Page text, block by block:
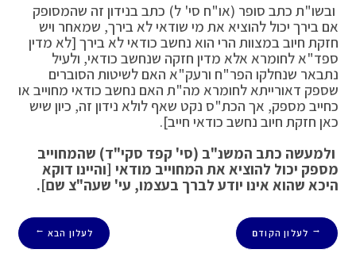
ובשו"ת כתב סופר (או"ח סי' ל) כתב בנידון זה שהמסופק
אם בירך יכול להוציא את מי שודאי לא בירך, שמאחר ויש
חזקת חיוב במצוות הרי הוא נחשב כודאי לא בירך [לא מדין
ספד"א לחומרא אלא מדין חזקה שנחשב כודאי, ולעיל
נתבאר שנחלקו הפר"ח ורעק"א האם לשיטות הסוברים
שספק דאורייתא לחומרא מה"ת האם נחשב כודאי מחוייב או
כחייב מספק, אך הכת"ס נקט שאף לולא נידון זה, כיון שיש
כאן חזקת חיוב נחשב כודאי חייב].
ולמעשה כתב המשנ"ב (סי' קפד סקי"ד) שהמחוייב
מספק יכול להוציא את המחוייב מודאי [והיינו דוקא
היכא שהוא אינו יודע לברך בעצמו, עי' שעה"צ שם].
← לעלון הקודם לעלון הבא →